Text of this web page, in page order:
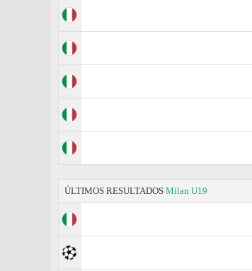
ÚLTIMOS RESULTADOS Milan U19